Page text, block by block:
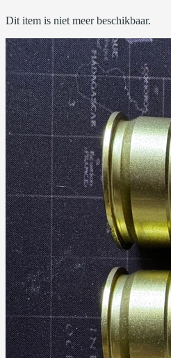
Dit item is niet meer beschikbaar.